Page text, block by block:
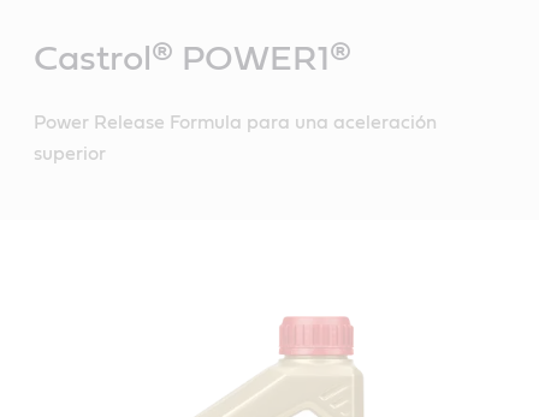
Castrol® POWER1®
Power Release Formula para una aceleración
superior